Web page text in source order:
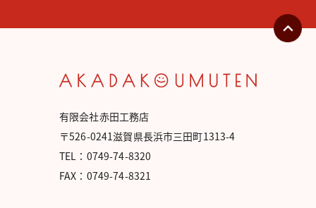
有限会社赤田工務店
〒526-0241滋賀県長浜市三田町1313-4
TEL：0749-74-8320
FAX：0749-74-8321